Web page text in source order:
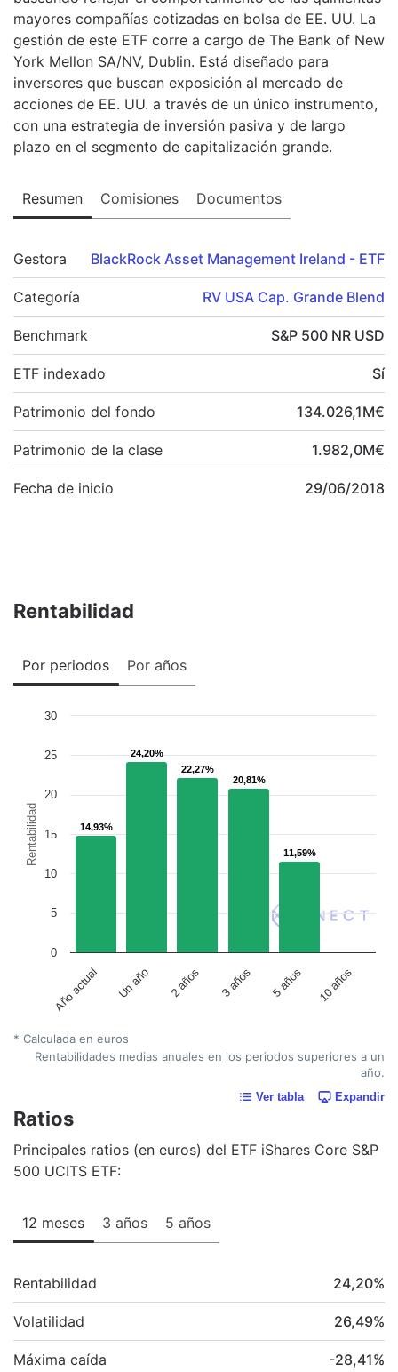
mayores compañías cotizadas en bolsa de EE. UU. La
gestión de este ETF corre a cargo de The Bank of New
York Mellon SA/NV, Dublin. Está diseñado para
inversores que buscan exposición al mercado de
acciones de EE. UU. a través de un único instrumento,
con una estrategia de inversión pasiva y de largo
plazo en el segmento de capitalización grande.
Resumen Comisiones Documentos
Gestora BlackRock Asset Management Ireland - ETF
Categoría RV USA Cap. Grande Blend
Benchmark S&P 500 NR USD
ETF indexado Sí
Patrimonio del fondo 134.026,1M€
Patrimonio de la clase 1.982,0M€
Fecha de inicio 29/06/2018
Rentabilidad
Por periodos Por años
Rentabilidad 14,93%
14,93%
24,20%
24,20%
22,27%
22,27%
20,81%
20,81%
11,59%
11,59%
Año actual Un año 2 años 3 años 5 años 10 años
0
5
10
15
20
25
30
* Calculada en euros
Rentabilidades medias anuales en los periodos superiores a un
año.
Ver tabla Expandir
Ratios
Principales ratios (en euros) del ETF iShares Core S&P
500 UCITS ETF:
12 meses 3 años 5 años
Rentabilidad 24,20%
Volatilidad 26,49%
Máxima caída -28,41%